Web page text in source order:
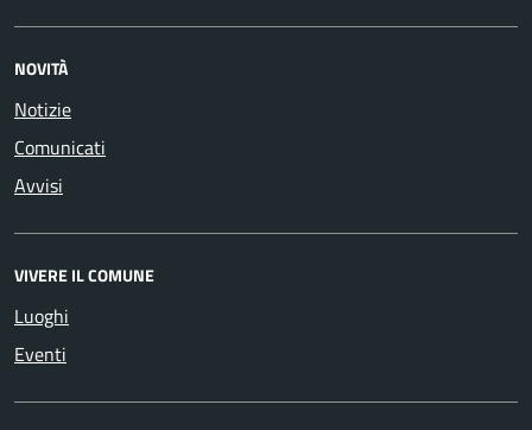
NOVITÀ
Notizie
Comunicati
Avvisi
VIVERE IL COMUNE
Luoghi
Eventi